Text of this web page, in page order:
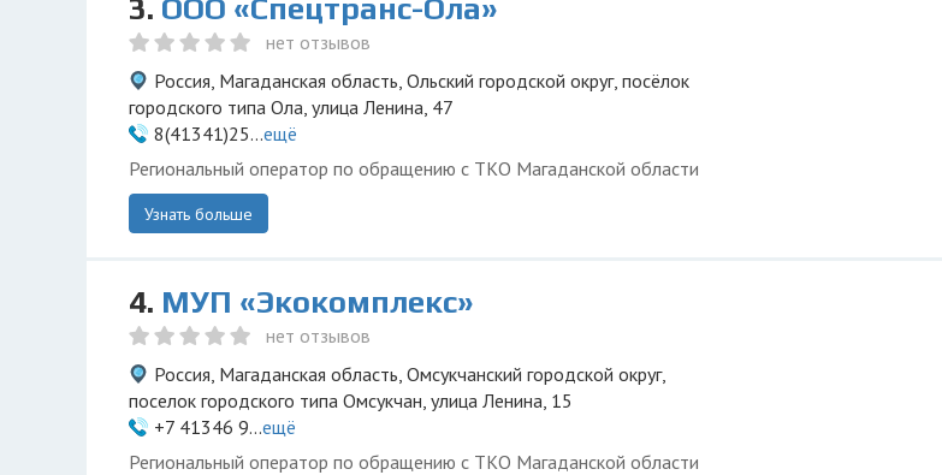
3. ООО «Спецтранс-Ола»
нет отзывов
Россия, Магаданская область, Ольский городской округ, посёлок
городского типа Ола, улица Ленина, 47
8(41341)25...ещё
Региональный оператор по обращению с ТКО Магаданской области
Узнать больше
4. МУП «Экокомплекс»
нет отзывов
Россия, Магаданская область, Омсукчанский городской округ,
поселок городского типа Омсукчан, улица Ленина, 15
+7 41346 9...ещё
Региональный оператор по обращению с ТКО Магаданской области